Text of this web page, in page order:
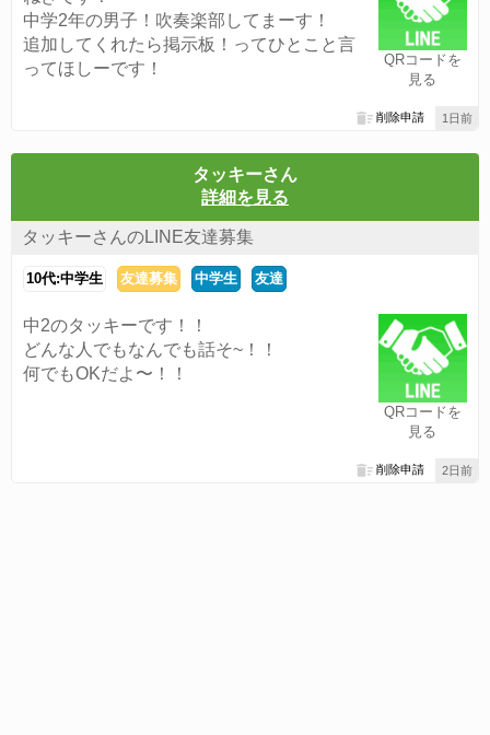
QRコードを
見る
中学2年の男子！吹奏楽部してまーす！
追加してくれたら掲示板！ってひとこと言
ってほしーです！
1日前
削除申請
タッキーさん
詳細を見る
タッキーさんのLINE友達募集
10代:中学生 友達募集 中学生 友達
QRコードを
見る
中2のタッキーです！！
どんな人でもなんでも話そ~！！
何でもOKだよ〜！！
2日前
削除申請